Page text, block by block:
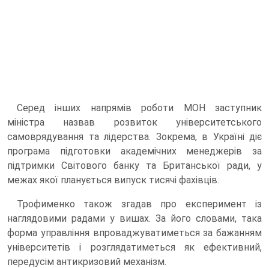
Серед інших напрямів роботи МОН заступник
міністра назвав розвиток університетського
самоврядування та лідерства. Зокрема, в Україні діє
програма підготовки академічних менеджерів за
підтримки Світового банку та Британської ради, у
межах якої планується випуск тисячі фахівців.
Трофименко також згадав про експеримент із
наглядовими радами у вишах. За його словами, така
форма управління впроваджуватиметься за бажанням
університетів і розглядатиметься як ефективний,
передусім антикризовий механізм.